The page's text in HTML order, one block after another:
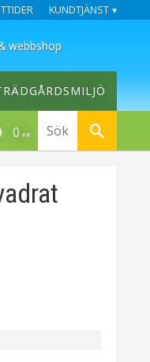
KUNDTJÄNST
webbshop
0 KR